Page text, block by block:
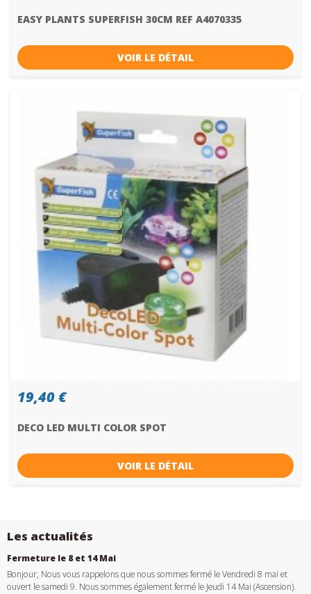
EASY PLANTS SUPERFISH 30CM REF A4070335
VOIR LE DÉTAIL
19,40 €
DECO LED MULTI COLOR SPOT
VOIR LE DÉTAIL
Les actualités
Fermeture le 8 et 14 Mai
Bonjour, Nous vous rappelons que nous sommes fermé le Vendredi 8 mai et
ouvert le samedi 9. Nous sommes également fermé le Jeudi 14 Mai (Ascension).